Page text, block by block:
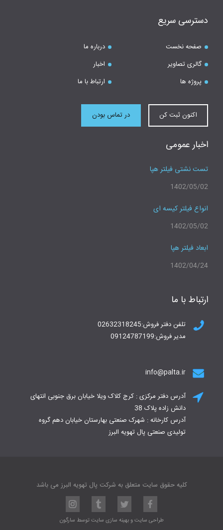
دسترسی سریع
صفحه نخست
درباره ما
گالری تصاویر
اخبار
پروژه ها
ارتباط با ما
اکنون ثبت کن در تماس بودن
اخبار عمومی
تست نشتی فیلتر هپا
1402/05/02
انواع فیلتر کیسه ای
1402/05/02
ابعاد فیلتر هپا
1402/04/24
ارتباط با ما
تلفن دفتر فروش:02632318245
مدیر فروش:09124787199
info@palta.ir
آدرس دفتر مرکزی : کرج کلاک ویلا خیابان برق جنوبی انتهای
دانش زاده پلاک 38
آدرس کارخانه : شهرک صنعتی بهارستان خیابان دهم گروه
تولیدی صنعتی پال تهویه البرز
کلیه حقوق سایت متعلق به شرکت پال تهویه البرز می باشد
طراحی سایتوبهینه سازی سایتتوسط سارگون